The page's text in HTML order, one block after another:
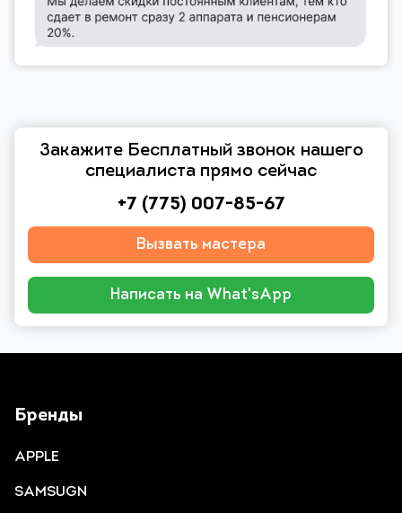
Закажите Бесплатный звонок нашего
специалиста прямо сейчас
+7 (775) 007-85-67
Вызвать мастера
Написать на What'sApp
Бренды
APPLE
SAMSUGN